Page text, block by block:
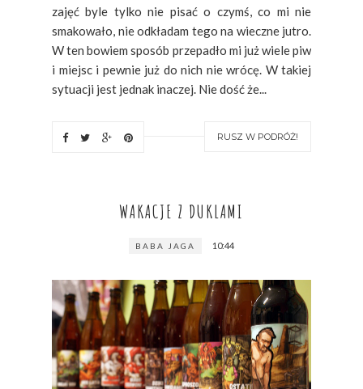
zajęć byle tylko nie pisać o czymś, co mi nie
smakowało, nie odkładam tego na wieczne jutro.
W ten bowiem sposób przepadło mi już wiele piw
i miejsc i pewnie już do nich nie wrócę. W takiej
sytuacji jest jednak inaczej. Nie dość że...
RUSZ W PODRÓŻ!
WAKACJE Z DUKLAMI
BABA JAGA 10:44